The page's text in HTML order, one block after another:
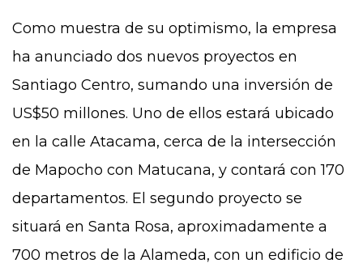
Como muestra de su optimismo, la empresa
ha anunciado dos nuevos proyectos en
Santiago Centro, sumando una inversión de
US$50 millones. Uno de ellos estará ubicado
en la calle Atacama, cerca de la intersección
de Mapocho con Matucana, y contará con 170
departamentos. El segundo proyecto se
situará en Santa Rosa, aproximadamente a
700 metros de la Alameda, con un edificio de